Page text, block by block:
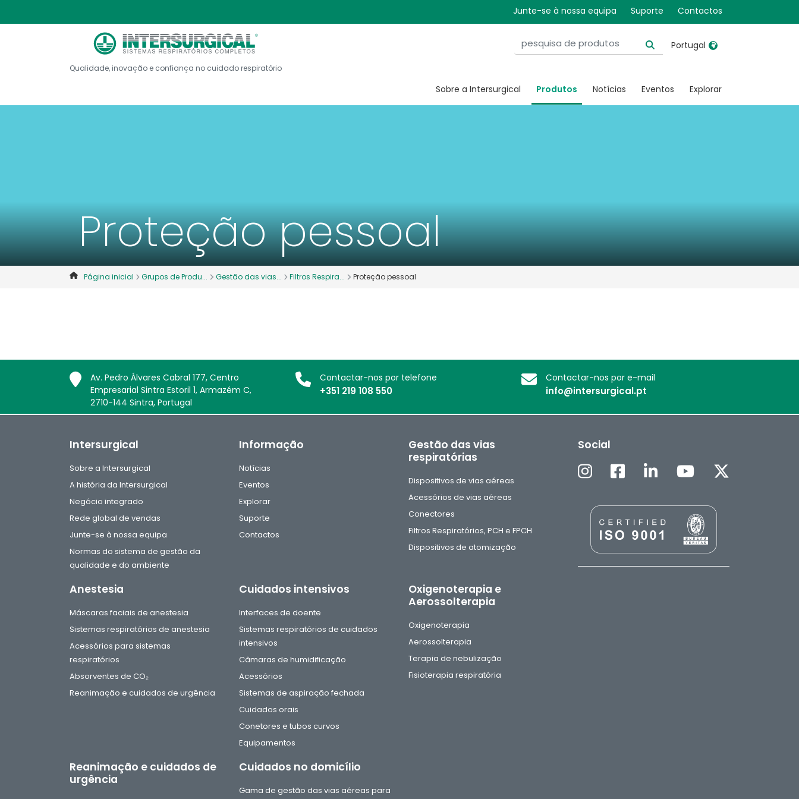
Junte-se à nossa equipa Suporte Contactos
Qualidade, inovação e confiança no cuidado respiratório
Portugal
United States
Denmark
Italia
Russia
Sobre a Intersurgical Produtos Notícias Eventos Explorar
Proteção pessoal
Página inicial Grupos de Produ... Gestão das vias... Filtros Respira... Proteção pessoal
Av. Pedro Álvares Cabral 177, Centro
Empresarial Sintra Estoril 1, Armazém C,
2710-144 Sintra, Portugal
Contactar-nos por telefone
+351 219 108 550
Contactar-nos por e-mail
info@intersurgical.pt
Intersurgical
Sobre a Intersurgical
A história da Intersurgical
Negócio integrado
Rede global de vendas
Junte-se à nossa equipa
Normas do sistema de gestão da
qualidade e do ambiente
Informação
Notícias
Eventos
Explorar
Suporte
Contactos
Gestão das vias
respiratórias
Dispositivos de vias aéreas
Acessórios de vias aéreas
Conectores
Filtros Respiratórios, PCH e FPCH
Dispositivos de atomização
Anestesia
Máscaras faciais de anestesia
Sistemas respiratórios de anestesia
Acessórios para sistemas
respiratórios
Absorventes de CO₂
Reanimação e cuidados de urgência
Cuidados intensivos
Interfaces de doente
Sistemas respiratórios de cuidados
intensivos
Câmaras de humidificação
Acessórios
Sistemas de aspiração fechada
Cuidados orais
Conetores e tubos curvos
Equipamentos
Oxigenoterapia e
Aerossolterapia
Oxigenoterapia
Aerossolterapia
Terapia de nebulização
Fisioterapia respiratória
Reanimação e cuidados de
urgência
Cuidados no domicílio
Gama de gestão das vias aéreas para
Social